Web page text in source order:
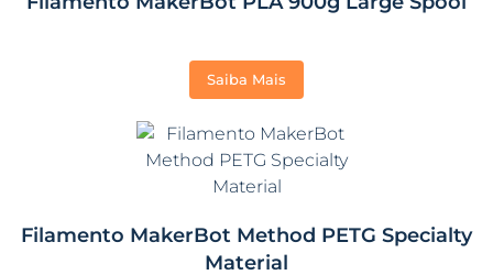
Saiba Mais
Filamento MakerBot Method PETG Specialty
Material